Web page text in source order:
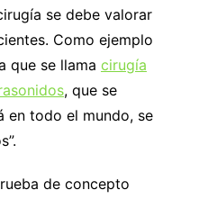
se debe valorar
Como ejemplo
que se llama cirugía
, que se
en todo el mundo, se
de concepto